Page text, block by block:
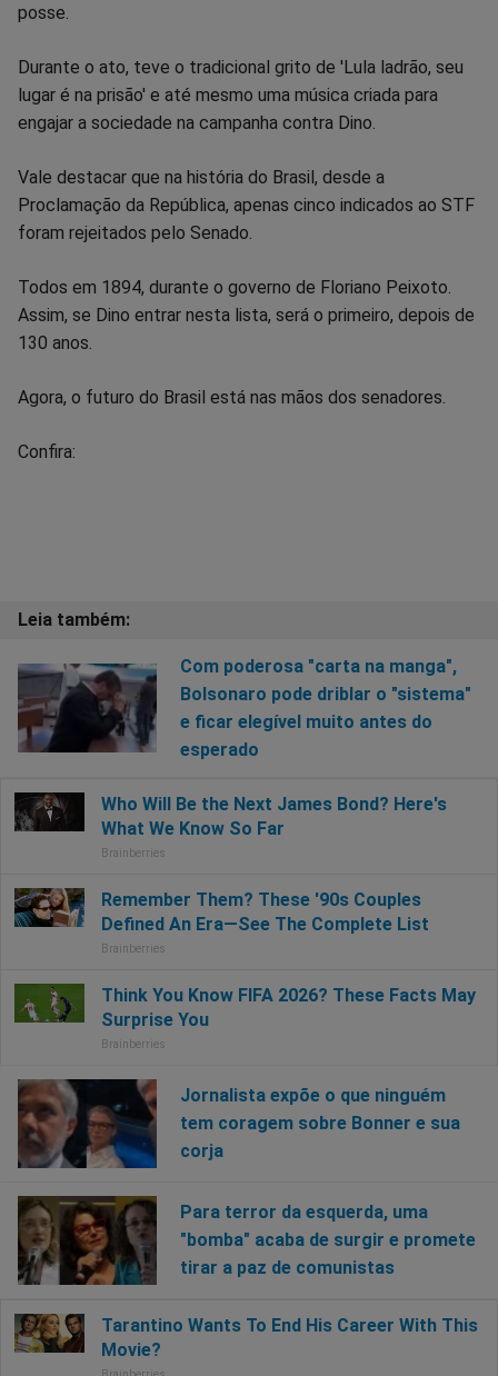
posse.
Durante o ato, teve o tradicional grito de 'Lula ladrão, seu
lugar é na prisão' e até mesmo uma música criada para
engajar a sociedade na campanha contra Dino.
Vale destacar que na história do Brasil, desde a
Proclamação da República, apenas cinco indicados ao STF
foram rejeitados pelo Senado.
Todos em 1894, durante o governo de Floriano Peixoto.
Assim, se Dino entrar nesta lista, será o primeiro, depois de
130 anos.
Agora, o futuro do Brasil está nas mãos dos senadores.
Confira:
Com poderosa "carta na manga",
Bolsonaro pode driblar o "sistema"
e ficar elegível muito antes do
esperado
Jornalista expõe o que ninguém
tem coragem sobre Bonner e sua
corja
Para terror da esquerda, uma
"bomba" acaba de surgir e promete
tirar a paz de comunistas